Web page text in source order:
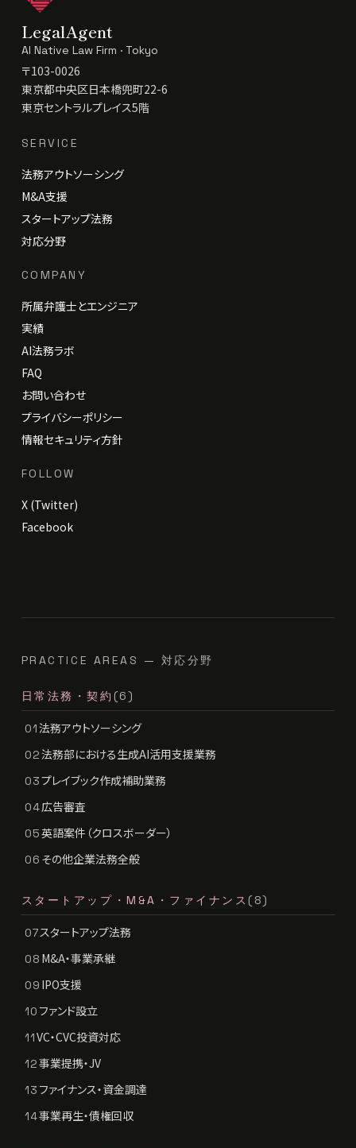
LegalAgent
AI Native Law Firm · Tokyo
〒103-0026
東京都中央区日本橋兜町22-6
東京セントラルプレイス5階
SERVICE
法務アウトソーシング
M&A支援
スタートアップ法務
対応分野
COMPANY
所属弁護士とエンジニア
実績
AI法務ラボ
FAQ
お問い合わせ
プライバシーポリシー
情報セキュリティ方針
FOLLOW
X (Twitter)
Facebook
PRACTICE AREAS — 対応分野
日常法務・契約 (6)
01法務アウトソーシング
02法務部における生成AI活用支援業務
03プレイブック作成補助業務
04広告審査
05英語案件（クロスボーダー）
06 その他企業法務全般
スタートアップ・M&A・ファイナンス (8)
07スタートアップ法務
08 M&A・事業承継
09 IPO支援
10 ファンド設立
11VC・CVC投資対応
12事業提携・JV
13 ファイナンス・資金調達
14事業再生・債権回収